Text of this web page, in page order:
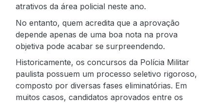
atrativos da área policial neste ano.
No entanto, quem acredita que a aprovação
depende apenas de uma boa nota na prova
objetiva pode acabar se surpreendendo.
Historicamente, os concursos da Polícia Militar
paulista possuem um processo seletivo rigoroso,
composto por diversas fases eliminatórias. Em
muitos casos, candidatos aprovados entre os